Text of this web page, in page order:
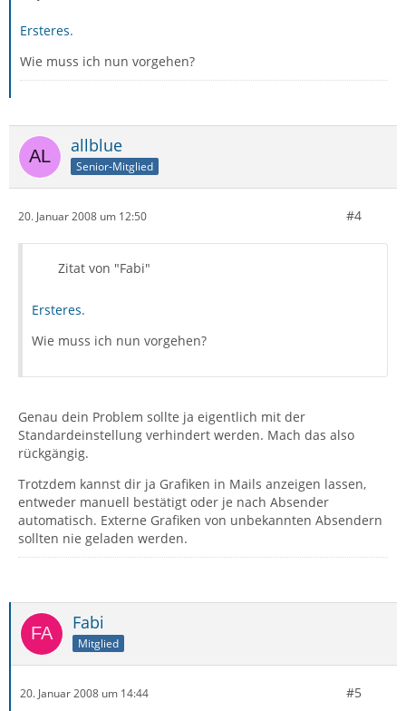
Ersteres.
Wie muss ich nun vorgehen?
allblue
Senior-Mitglied
20. Januar 2008 um 12:50 #4
Zitat von "Fabi"
Ersteres.
Wie muss ich nun vorgehen?
Genau dein Problem sollte ja eigentlich mit der
Standardeinstellung verhindert werden. Mach das also
rückgängig.
Trotzdem kannst dir ja Grafiken in Mails anzeigen lassen,
entweder manuell bestätigt oder je nach Absender
automatisch. Externe Grafiken von unbekannten Absendern
sollten nie geladen werden.
Fabi
Mitglied
20. Januar 2008 um 14:44 #5